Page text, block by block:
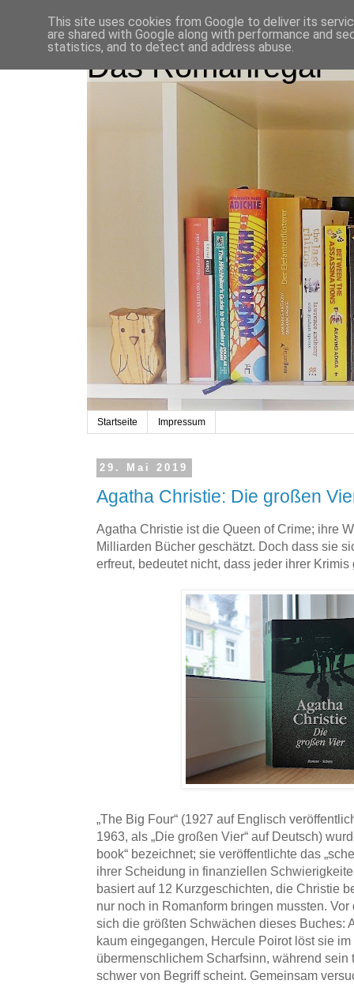
Das Romanregal
Startseite Impressum
29. Mai 2019
Agatha Christie: Die großen
Agatha Christie ist die Queen of Crime; ihre
Milliarden Bücher geschätzt. Doch dass sie
erfreut, bedeutet nicht, dass jeder ihrer
„The Big Four“ (1927 auf Englisch
1963, als „Die großen Vier“ auf Deutsch)
book“ bezeichnet; sie veröffentlichte das
ihrer Scheidung in finanziellen
basiert auf 12 Kurzgeschichten, die Christie
nur noch in Romanform bringen mussten.
sich die größten Schwächen dieses Buches:
kaum eingegangen, Hercule Poirot löst sie
übermenschlichem Scharfsinn, während sein
schwer von Begriff scheint. Gemeinsam
This site uses cookies from Google to deliver its
are shared with Google along with performance and
statistics, and to detect and address abuse.